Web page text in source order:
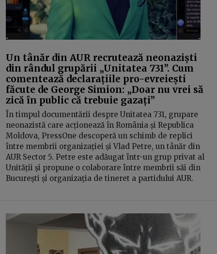
Un tânăr din AUR recrutează neonaziști
din rândul grupării „Unitatea 731”. Cum
comentează declarațiile pro-evreiești
făcute de George Simion: „Doar nu vrei să
zică în public că trebuie gazați”
În timpul documentării despre Unitatea 731, grupare
neonazistă care acționează în România și Republica
Moldova, PressOne descoperă un schimb de replici
între membrii organizației și Vlad Petre, un tânăr din
AUR Sector 5. Petre este adăugat într-un grup privat al
Unității și propune o colaborare între membrii săi din
București și organizația de tineret a partidului AUR.